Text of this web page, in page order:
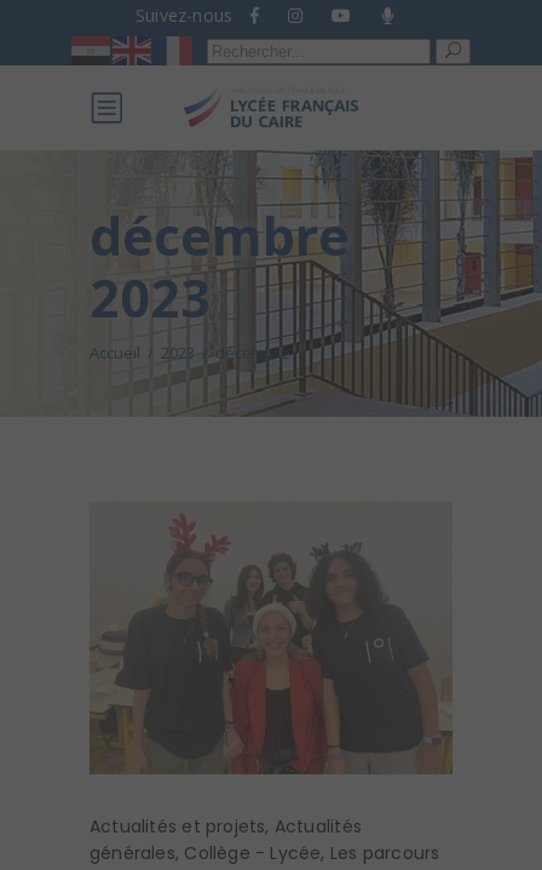
Suivez-nous
Recherche
pour :
décembre
2023
Accueil / 2023 /décembre
Actualités et projets, Actualités
générales, Collège - Lycée, Les parcours